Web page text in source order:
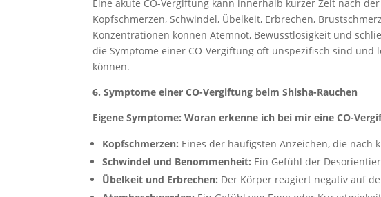
Eine akute CO-Vergiftung kann innerhalb kurzer Zeit nach
Kopfschmerzen, Schwindel, Übelkeit, Erbrechen,
Konzentrationen können Atemnot, Bewusstlosigkeit und
die Symptome einer CO-Vergiftung oft unspezifisch sind
können.
6. Symptome einer CO-Vergiftung beim Shisha-Rauchen
Eigene Symptome: Woran erkenne ich bei mir eine CO-
Kopfschmerzen: Eines der häufigsten Anzeichen, die nach
Schwindel und Benommenheit: Ein Gefühl der
Übelkeit und Erbrechen: Der Körper reagiert negativ auf